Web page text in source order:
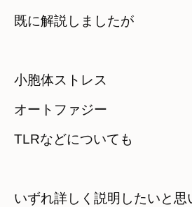
既に解説しましたが
小胞体ストレス
オートファジー
TLRなどについても
いずれ詳しく説明したいと思